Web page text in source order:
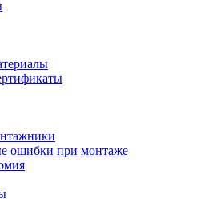
ошибки при монтаже